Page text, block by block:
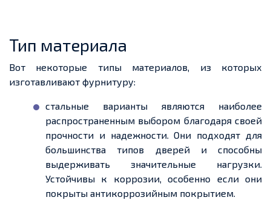
Тип материала
Вот некоторые типы материалов, из которых
изготавливают фурнитуру:
стальные варианты являются наиболее
распространенным выбором благодаря своей
прочности и надежности. Они подходят для
большинства типов дверей и способны
выдерживать значительные нагрузки.
Устойчивы к коррозии, особенно если они
покрыты антикоррозийным покрытием.